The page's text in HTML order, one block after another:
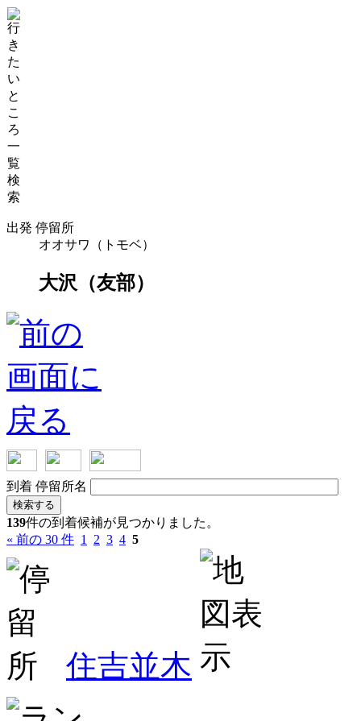
出発 停留所
オオサワ（トモベ）
大沢（友部）
到着 停留所名
検索する
139件の到着候補が見つかりました。
« 前の 30 件 1 2 3 4 5
住吉並木